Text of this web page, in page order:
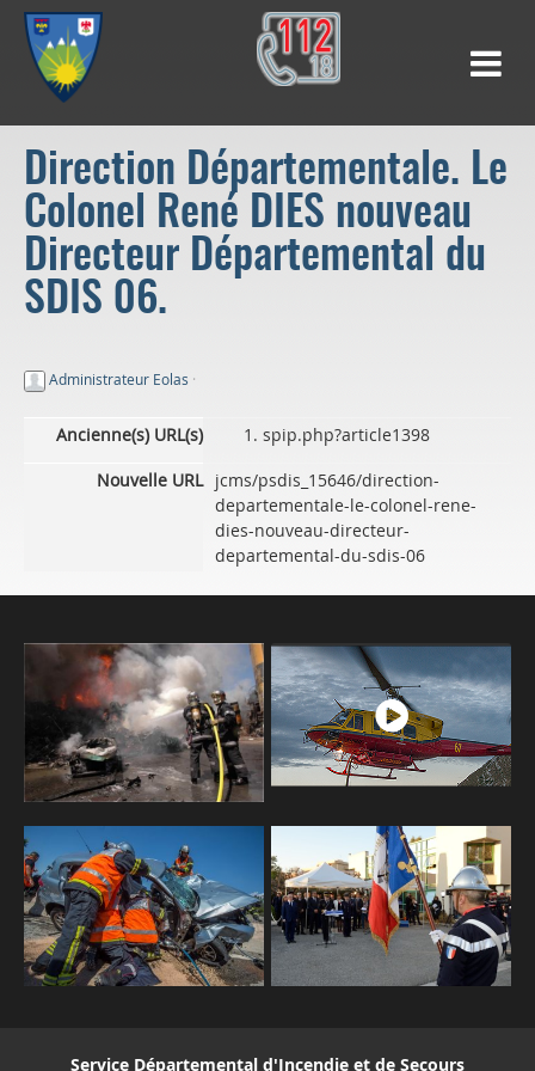
Direction Départementale. Le
Colonel René DIES nouveau
Directeur Départemental du
SDIS 06.
Administrateur Eolas ·
Ancienne(s) URL(s)
spip.php?article1398
Nouvelle URL jcms/psdis_15646/direction-
departementale-le-colonel-rene-
dies-nouveau-directeur-
departemental-du-sdis-06
Service Départemental d'Incendie et de Secours